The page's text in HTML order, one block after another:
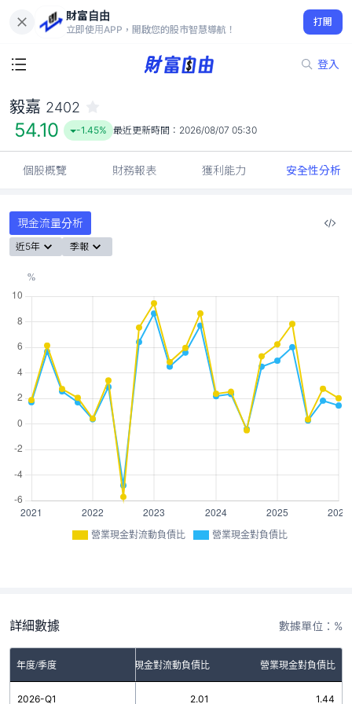
財富自由
立即使用APP，開啟您的股市智慧導航！
打開
登入
54.10
-1.45%
毅嘉 2402
54.10 -1.45% 最近更新時間： 2026/08/07 05:30
個股概覽 財務報表 獲利能力 安全性分析
現金流量分析
近5年 季報
營業現金對流動負債比 營業現金對負債比
詳細數據 數據單位：%
年度/季度 營業現金對流動負債比 營業現金對負債比
2026-Q1 2.01 1.44